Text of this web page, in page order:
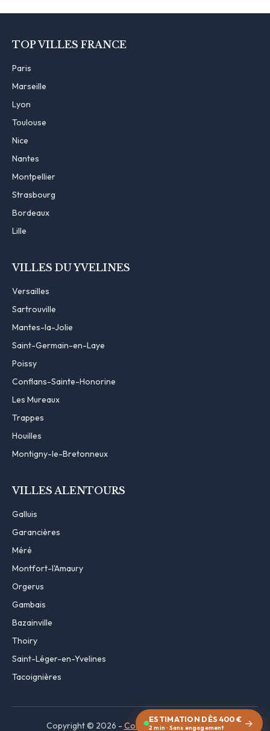
TOP VILLES FRANCE
Paris
Marseille
Lyon
Toulouse
Nice
Nantes
Montpellier
Strasbourg
Bordeaux
Lille
VILLES DU YVELINES
Versailles
Sartrouville
Mantes-la-Jolie
Saint-Germain-en-Laye
Poissy
Conflans-Sainte-Honorine
Les Mureaux
Trappes
Houilles
Montigny-le-Bretonneux
VILLES ALENTOURS
Galluis
Garancières
Méré
Montfort-l'Amaury
Orgerus
Gambais
Bazainville
Thoiry
Saint-Léger-en-Yvelines
Tacoignières
Copyright © 2026 - Contact·Mentions légales
ESTIMATION DÈS 400 €
2 min · Sans engagement →